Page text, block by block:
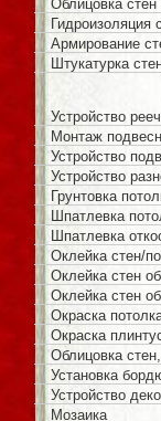
Облицовка стен
Гидроизоляция
Армирование
Штукатурка
Устройство
Монтаж
Устройство
Устройство
Грунтовка
Шпатлевка
Шпатлевка
Оклейка стен/
Оклейка стен
Оклейка стен
Окраска
Окраска
Облицовка
Установка
Устройство
Мозаика